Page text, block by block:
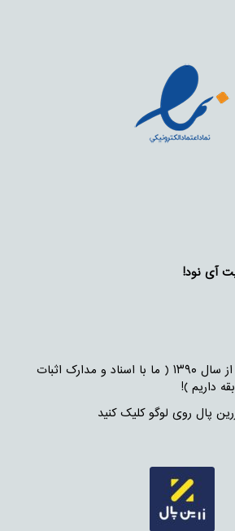
آی نود!
دارای درگاه زرین پال از سال ۱۳۹۰ ( ما با اسناد و مدارک اثبات
داریم )!
پال روی لوگو کلیک کنید